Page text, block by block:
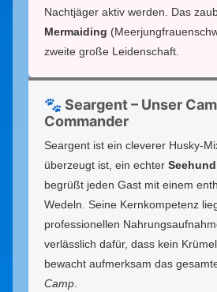
Nachtjäger aktiv werden. Das
Mermaiding
zweite große Leidenschaft.
🐾 Seargent – Unser
Commander
Seargent ist ein cleverer Husky-
überzeugt ist, ein echter Seehund
begrüßt jeden Gast mit einem
Wedeln. Seine Kernkompetenz
professionellen
verlässlich dafür, dass kein
bewacht aufmerksam das
Camp.